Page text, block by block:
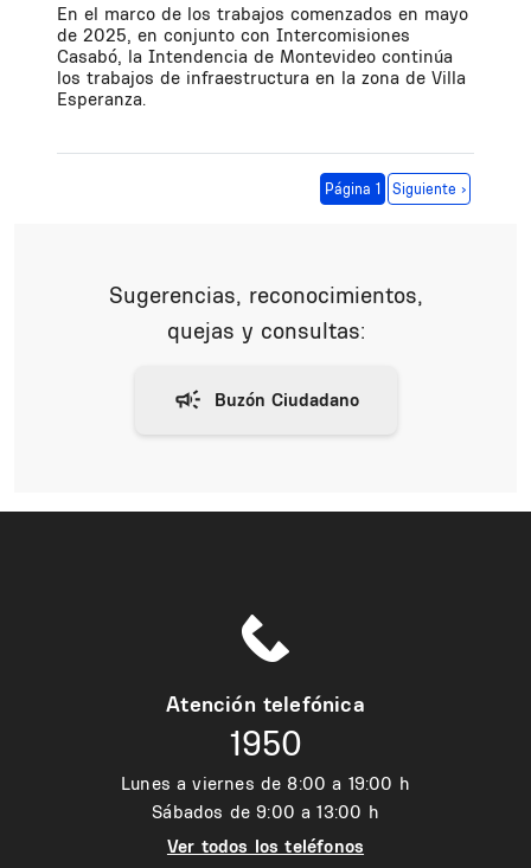
En el marco de los trabajos comenzados en mayo
de 2025, en conjunto con Intercomisiones
Casabó, la Intendencia de Montevideo continúa
los trabajos de infraestructura en la zona de Villa
Esperanza.
Página 1 Siguiente página
Siguiente ›
Sugerencias, reconocimientos,
quejas y consultas:
Atención telefónica
1950
Lunes a viernes de 8:00 a 19:00 h
Sábados de 9:00 a 13:00 h
Ver todos los teléfonos